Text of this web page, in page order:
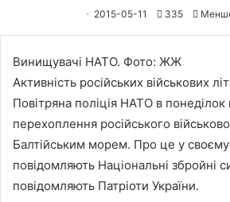
2015-05-11 335
Винищувачі НАТО. Фото: ЖЖ
Активність російських військових
Повітряна поліція НАТО в понеділок
перехоплення російського
Балтійським морем. Про це у своєму
повідомляють Національні збройні
повідомляють Патріоти України.